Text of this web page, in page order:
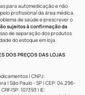
para automedicação e não
profissional da área médica.
de saúde e prescrever o
sujeitos à confirmação da
de separação dos produtos
do estoque em loja.
DOS PREÇOS DAS LOJAS
| CNPJ:
| São Paulo - SP | CEP: 04.296-
SP: 107393 | IE: